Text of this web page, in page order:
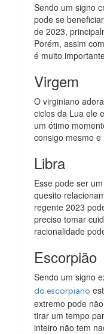
Sendo um signo
pode se
de 2023,
Porém, assim
é muito
Virgem
O virginiano
ciclos da Lua ele
um ótimo
consigo mesmo
Libra
Esse pode ser
quesito
regente 2023
preciso tomar
racionalidade
Escorpião
Sendo um signo
do escorpiano
extremo pode
tirar um tempo
inteiro não tem